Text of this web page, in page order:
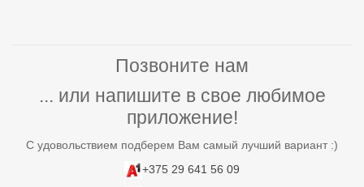
Позвоните нам
... или напишите в свое любимое
приложение!
С удовольствием подберем Вам самый лучший вариант :)
+375 29 641 56 09